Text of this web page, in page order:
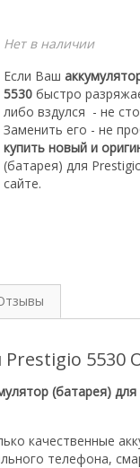
Нет в наличии
Если Ваш
5530 быстро
либо вздулся - не
Заменить его - не
купить новый и
(батарея) для
сайте.
5530
(батарея)
качественные
телефона,